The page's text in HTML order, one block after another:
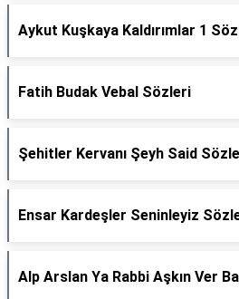
Aykut Kuşkaya Kaldırımlar 1
Fatih Budak Vebal Sözleri
Şehitler Kervanı Şeyh Said
Ensar Kardeşler Seninleyiz
Alp Arslan Ya Rabbi Aşkın Ver